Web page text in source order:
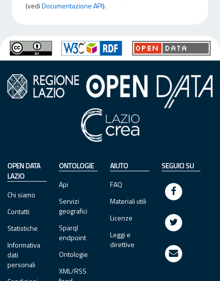
(vediDocumentazione API).
OPEN DATA
LAZIO
Chi siamo
Contatti
Statistiche
Informativa
dati
personali
ONTOLOGIE
Api
Servizi
geografici
Sparql
endpoint
Ontologie
XML/RSS
AIUTO
FAQ
Materiali utili
Licenze
Leggi e
direttive
SEGUICI SU